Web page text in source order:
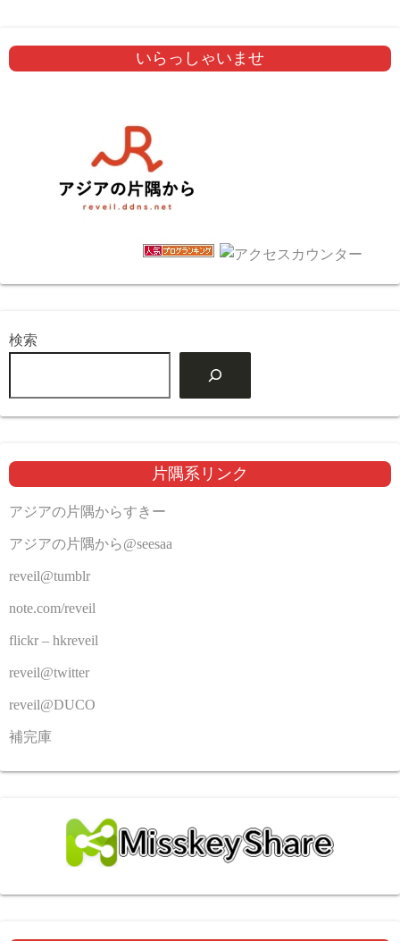
いらっしゃいませ
検索
片隅系リンク
アジアの片隅からすきー
アジアの片隅から@seesaa
reveil@tumblr
note.com/reveil
flickr – hkreveil
reveil@twitter
reveil@DUCO
補完庫